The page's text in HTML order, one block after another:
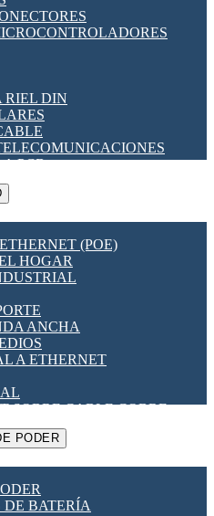
CARRERA
Y TC'S DE CORRIENTE
LÓGICO PROGRAMABLES
HORARIO
[VDF]
RIEL DIN
PCB
SSR
(POE)
HOGAR
ANCHA
A ETHERNET
SOBRE CABLE COBRE
IOT
PODER
DE BATERÍA